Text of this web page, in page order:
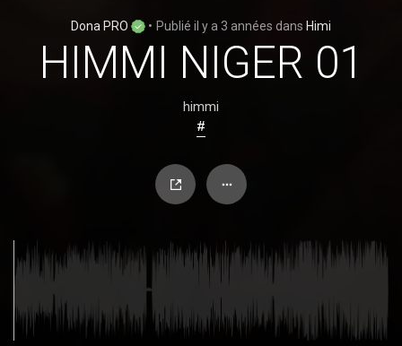
Dona PRO • Publié il y a 3 années dans Himi
HIMMI NIGER 01
himmi
#